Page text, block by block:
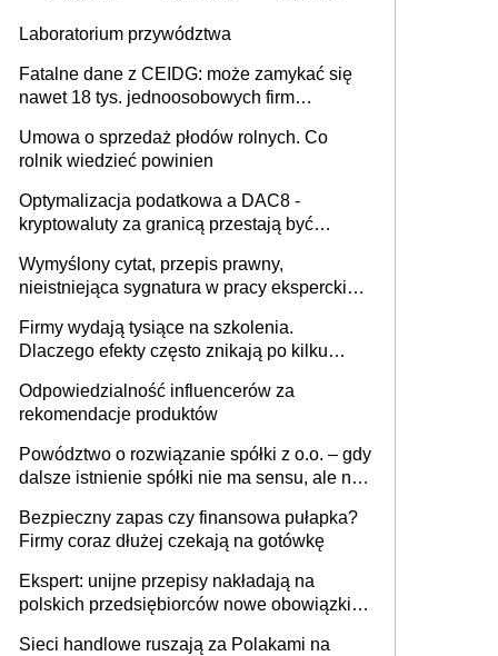
Laboratorium przywództwa
Fatalne dane z CEIDG: może zamykać się
nawet 18 tys. jednoosobowych firm
Umowa o sprzedaż płodów rolnych. Co
rolnik wiedzieć powinien
Optymalizacja podatkowa a DAC8 -
kryptowaluty za granicą przestają być
Wymyślony cytat, przepis prawny,
nieistniejąca sygnatura w pracy eksperckiej -
firmie
Firmy wydają tysiące na szkolenia.
Dlaczego efekty często znikają po kilku
Odpowiedzialność influencerów za
rekomendacje produktów
Powództwo o rozwiązanie spółki z o.o. – gdy
dalsze istnienie spółki nie ma sensu, ale nie
Bezpieczny zapas czy finansowa pułapka?
Firmy coraz dłużej czekają na gotówkę
Ekspert: unijne przepisy nakładają na
polskich przedsiębiorców nowe obowiązki w
Sieci handlowe ruszają za Polakami na